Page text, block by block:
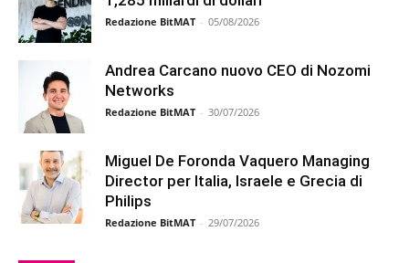
Redazione BitMAT - 05/08/2026
Andrea Carcano nuovo CEO di Nozomi
Networks
Redazione BitMAT - 30/07/2026
Miguel De Foronda Vaquero Managing
Director per Italia, Israele e Grecia di
Philips
Redazione BitMAT - 29/07/2026